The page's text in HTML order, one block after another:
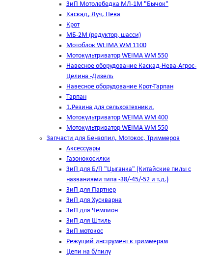
ЗиП Мотолебедка МЛ-1М "Бычок"
Каскад, Луч, Нева
Крот
МБ-2М (редуктор, шасси)
Мотоблок WEIMA WM 1100
Мотокультриватор WEIMA WM 550
Навесное оборудование Каскад-Нева-Агрос-
Целина -Дизель
Навесное оборудование Крот-Тарпан
Тарпан
1.Резина для сельхозтехники.
Мотокультриватор WEIMA WM 400
Мотокультриватор WEIMA WM 550
Запчасти для Бензопил, Мотокос, Триммеров
Аксессуары
Газонокосилки
ЗиП для Б/П "Цыганка" (Китайские пилы с
названиями типа -38/-45/-52 и т.д.)
ЗиП для Партнер
ЗиП для Хускварна
ЗиП для Чемпион
ЗиП для Штиль
ЗиП мотокос
Режущий инструмент к триммерам
Цепи на б/пилу